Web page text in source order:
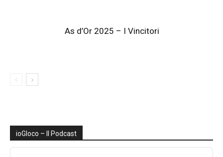
As d’Or 2025 – I Vincitori
ioGIoco – Il Podcast
Audio